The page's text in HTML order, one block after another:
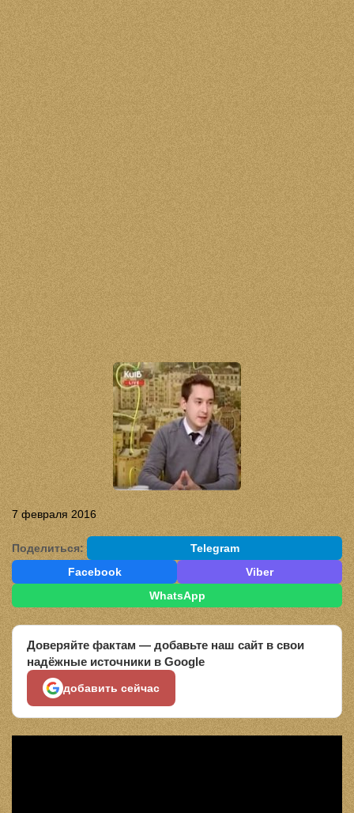
7 февраля 2016
Поделиться:
Telegram
Facebook
Viber
WhatsApp
Доверяйте фактам — добавьте наш сайт в свои
надёжные источники в Google
добавить сейчас